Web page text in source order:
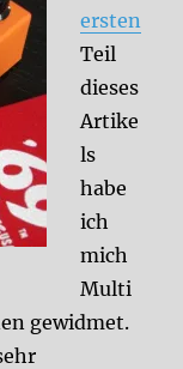
ersten
Teil
dieses
Artike
ls
habe
ich
mich
Multi
gewidmet.